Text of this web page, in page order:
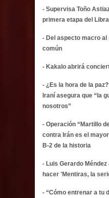
- Supervisa Toño
primera etapa del
- Del aspecto macro
común
- Kakalo abrirá
- ¿Es la hora de la
Iraní asegura que “la
nosotros”
- Operación “Martillo
contra Irán es el
B-2 de la historia
- Luis Gerardo
hacer 'Mentiras, la
- “Cómo entrenar a tu